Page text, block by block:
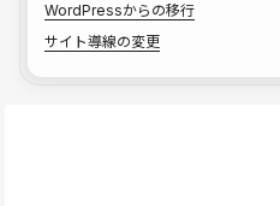
WordPressからの移行
サイト導線の変更